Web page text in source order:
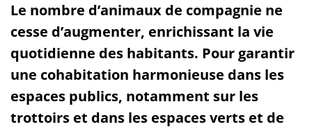
Le nombre d’animaux de compagnie ne
cesse d’augmenter, enrichissant la vie
quotidienne des habitants. Pour garantir
une cohabitation harmonieuse dans les
espaces publics, notamment sur les
trottoirs et dans les espaces verts et de